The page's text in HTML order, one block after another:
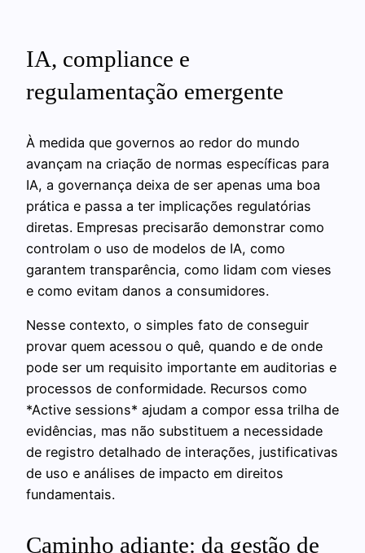
IA, compliance e
regulamentação emergente
À medida que governos ao redor do mundo
avançam na criação de normas específicas para
IA, a governança deixa de ser apenas uma boa
prática e passa a ter implicações regulatórias
diretas. Empresas precisarão demonstrar como
controlam o uso de modelos de IA, como
garantem transparência, como lidam com vieses
e como evitam danos a consumidores.
Nesse contexto, o simples fato de conseguir
provar quem acessou o quê, quando e de onde
pode ser um requisito importante em auditorias e
processos de conformidade. Recursos como
*Active sessions* ajudam a compor essa trilha de
evidências, mas não substituem a necessidade
de registro detalhado de interações, justificativas
de uso e análises de impacto em direitos
fundamentais.
Caminho adiante: da gestão de